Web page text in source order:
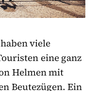
viele
eine ganz
Helmen mit
Beutezügen. Ein